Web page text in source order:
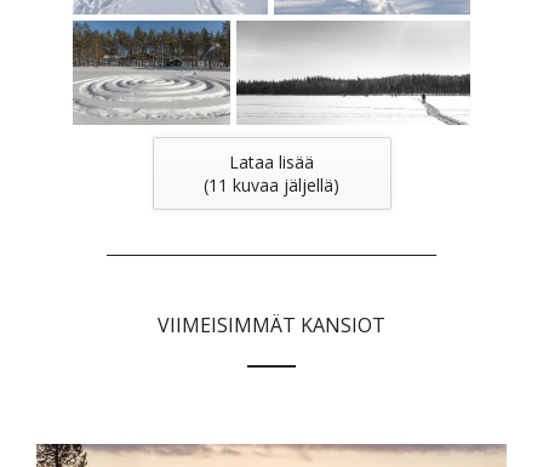
Lataa lisää
(11 kuvaa jäljellä)
VIIMEISIMMÄT KANSIOT